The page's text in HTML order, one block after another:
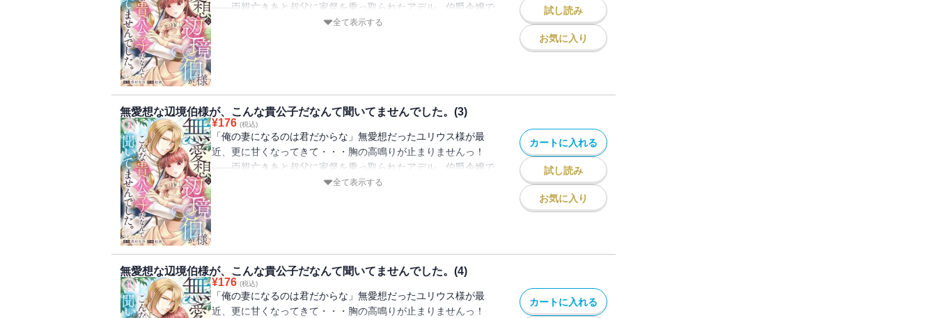
――両親亡きあと叔父に家督を乗っ取られたアデル。伯爵令嬢で
ありながら使用人同然の扱いを受け、挙句の果てに政略結婚を命
ありまして・・・フェイウォールの秘密を知り、【試練】と向き
合うアデル。誠実で素直なアデルが徐々に認められ、そしてユリ
ウスの意外な一面も垣間見えていく。
全て表示する
試し読み
お気に入り
無愛想な辺境伯様が、こんな貴公子だなんて聞いてませんでした。(3)
¥176 (税込)
「俺の妻になるのは君だからな」無愛想だったユリウス様が最
近、更に甘くなってきて・・・胸の高鳴りが止まりませんっ！
――両親亡きあと叔父に家督を乗っ取られたアデル。伯爵令嬢で
ありながら使用人同然の扱いを受け、挙句の果てに政略結婚を命
合うアデル。誠実で素直なアデルが徐々に認められ、そしてユリ
ウスの意外な一面も垣間見えていく。
全て表示する
カートに入れる
試し読み
お気に入り
無愛想な辺境伯様が、こんな貴公子だなんて聞いてませんでした。(4)
¥176 (税込)
「俺の妻になるのは君だからな」無愛想だったユリウス様が最
近、更に甘くなってきて・・・胸の高鳴りが止まりませんっ！
カートに入れる